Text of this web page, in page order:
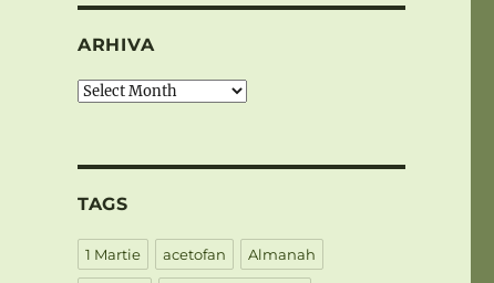
ARHIVA
Arhiva
TAGS
1 Martie acetofan Almanah